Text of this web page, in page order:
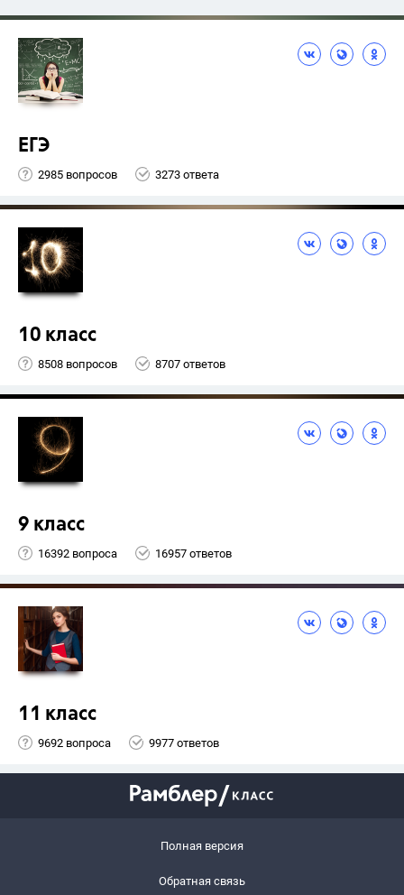
ЕГЭ
2985 вопросов 3273 ответа
10 класс
8508 вопросов 8707 ответов
9 класс
16392 вопроса 16957 ответов
11 класс
9692 вопроса 9977 ответов
Полная версия
Обратная связь